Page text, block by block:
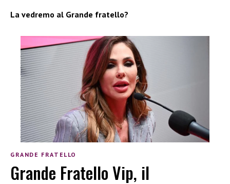
La vedremo al Grande fratello?
GRANDE FRATELLO
Grande Fratello Vip, il